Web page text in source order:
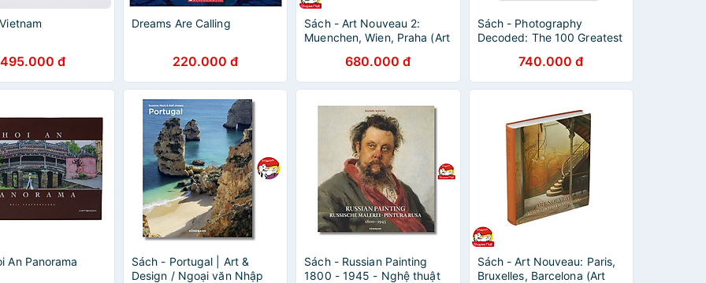
495.000 đ
Dreams Are Calling
220.000 đ
Sách - Art Nouveau 2:
Muenchen, Wien, Praha (Art
by Thomas Hauffe - Sách
nghệ thuật/ Art book
680.000 đ
Sách - Photography
Decoded: The 100 Greatest
Nhập khẩu UK / Bìa cứng
740.000 đ
An Panorama
Sách - Portugal | Art &
Design / Ngoại văn Nhập
Sách - Russian Painting
1800 - 1945 - Nghệ thuật
Sách - Art Nouveau: Paris,
Bruxelles, Barcelona (Art